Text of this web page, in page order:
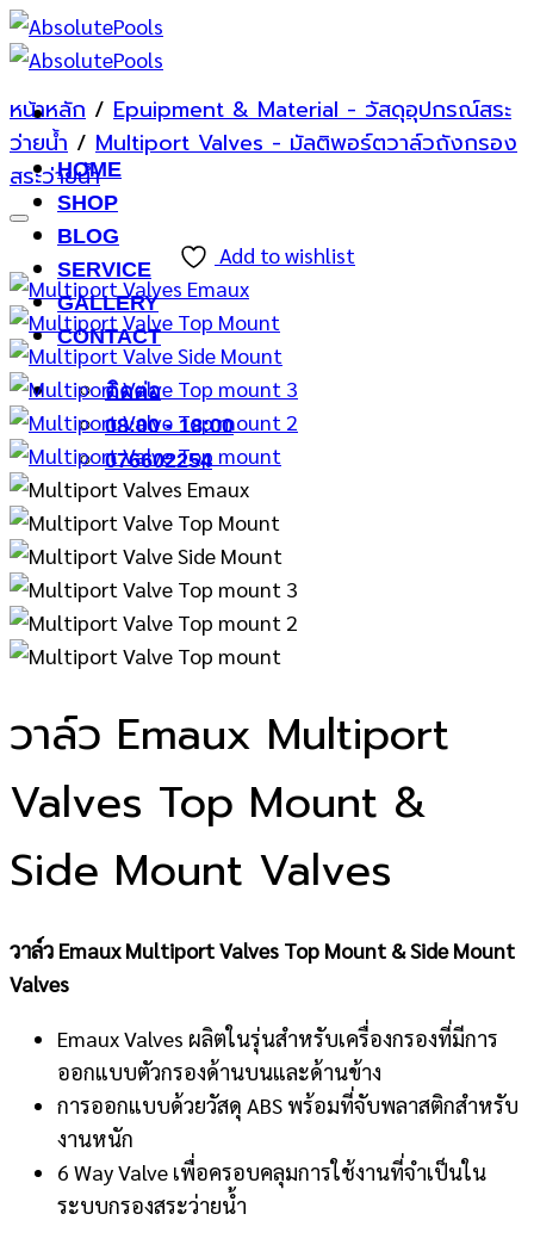
ข้าม
ไป
เนื้อหา
HOME
SHOP
BLOG
SERVICE
GALLERY
CONTACT
ติดต่อ
08:00 - 18:00
076602254
หน้าหลัก / Epuipment & Material - วัสดุอุปกรณ์สระ
ว่ายน้ำ / Multiport Valves - มัลติพอร์ตวาล์วถังกรอง
สระว่ายน้ำ
Add to wishlist
วาล์ว Emaux Multiport
Valves Top Mount &
Side Mount Valves
วาล์ว Emaux Multiport Valves Top Mount & Side Mount
Valves
Emaux Valves ผลิตในรุ่นสำหรับเครื่องกรองที่มีการ
ออกแบบตัวกรองด้านบนและด้านข้าง
การออกแบบด้วยวัสดุ ABS พร้อมที่จับพลาสติกสำหรับ
งานหนัก
6 Way Valve เพื่อครอบคลุมการใช้งานที่จำเป็นใน
ระบบกรองสระว่ายน้ำ